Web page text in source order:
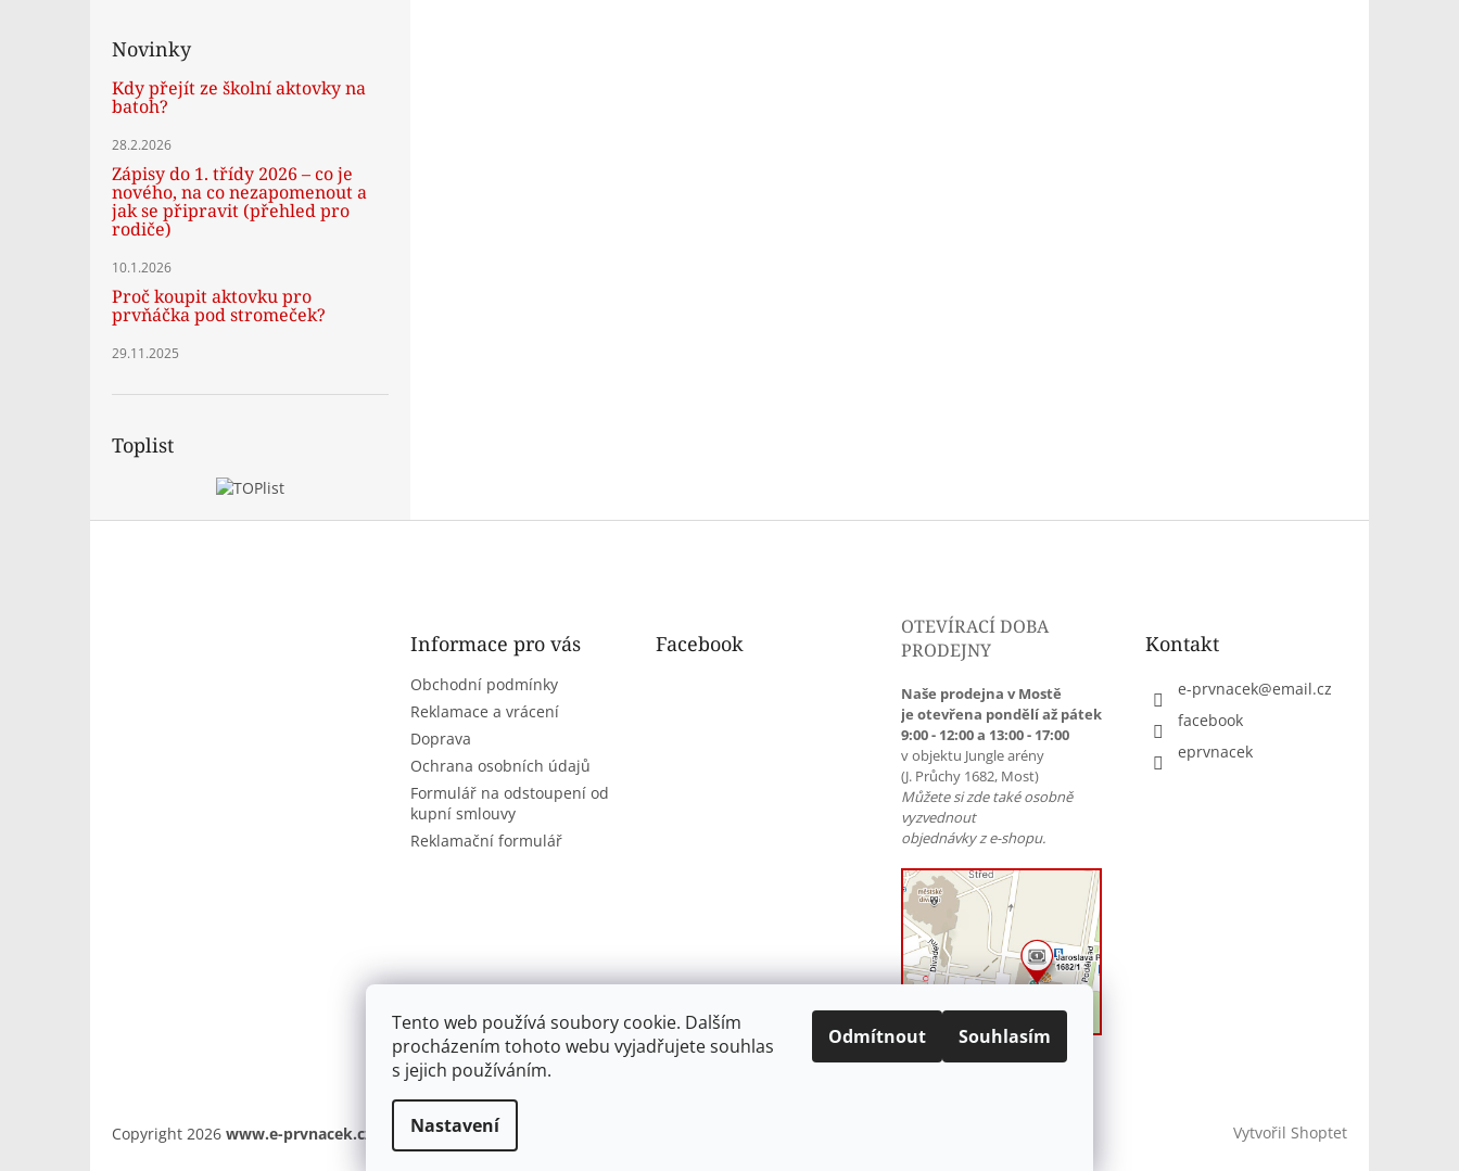
Tento web používá soubory cookie. Dalším
procházením tohoto webu vyjadřujete souhlas
s jejich používáním.
Nastavení
Odmítnout Souhlasím
Novinky
Kdy přejít ze školní aktovky na
batoh?
28.2.2026
Zápisy do 1. třídy 2026 – co je
nového, na co nezapomenout a
jak se připravit (přehled pro
rodiče)
10.1.2026
Proč koupit aktovku pro
prvňáčka pod stromeček?
29.11.2025
Toplist
Informace pro vás
Obchodní podmínky
Reklamace a vrácení
Doprava
Ochrana osobních údajů
Formulář na odstoupení od
kupní smlouvy
Reklamační formulář
Facebook
OTEVÍRACÍ DOBA
PRODEJNY
Naše prodejna v Mostě
je otevřena pondělí až pátek
9:00 - 12:00 a 13:00 - 17:00
v objektu Jungle arény
(J. Průchy 1682, Most)
Můžete si zde také osobně
vyzvednout
objednávky z e-shopu.
Kontakt
e-prvnacek@email.cz
facebook
eprvnacek
Vytvořil Shoptet
Copyright 2026 www.e-prvnacek.cz . Všechna práva vyhrazena.